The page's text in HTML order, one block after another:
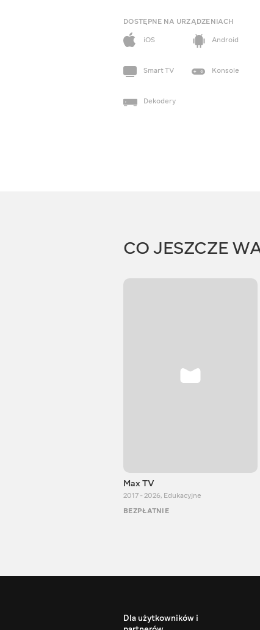
DOSTĘPNE NA URZĄDZENIACH
iOS
Android
Smart TV Konsole
Dekodery
CO JESZCZE
Max TV
2017 - 2026, Edukacyjne
BEZPŁATNIE
Dla użytkowników i